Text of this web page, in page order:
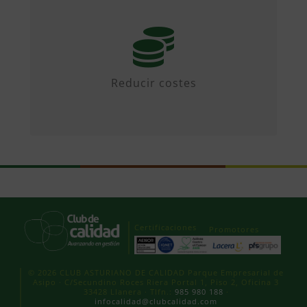
Reducir costes
Mediante iniciativas colaborativas y
diseñando propuestas.
Certificaciones Promotores
© 2026 CLUB ASTURIANO DE CALIDAD Parque Empresarial de
Asipo · C/Secundino Roces Riera Portal 1, Piso 2, Oficina 3
33428 Llanera · Tlfn.: 985 980 188
infocalidad@clubcalidad.com